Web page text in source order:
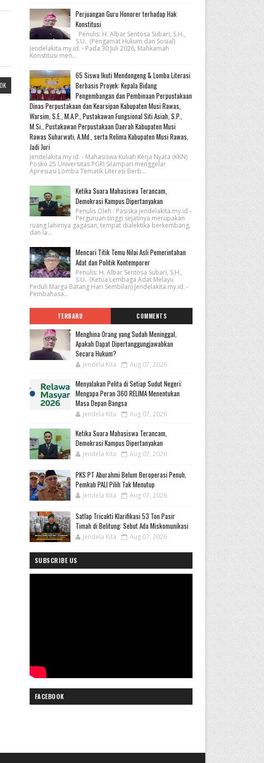
Perjuangan Guru Honorer terhadap Hak
Konstitusi
Penulis: H. Albar Sentosa Subari, S.H.,
S.U. (Pengamat Hukum dan Sosial)
Jendelakita.my.id. - Pada 30 Juli 2026, Mahkamah
Konstitusi men...
65 Siswa Ikuti Mendongeng & Lomba Literasi
Berbasis Proyek: Kepala Bidang
Pengembangan dan Pembinaan Perpustakaan
Dinas Perpustakaan dan Kearsipan Kabupaten Musi Rawas,
Warsim, S.E., M.A.P., Pustakawan Fungsional Siti Asiah, S.P.,
M.Si., Pustakawan Perpustakaan Daerah Kabupaten Musi
Rawas Suharwati, A.Md., serta Relima Kabupaten Musi Rawas,
Jadi Juri
Jendelakita.my.id. - Mahasiswa Kuliah Kerja Nyata (KKN)
Posko 25 Universitas PGRI Silampari menggelar
Apresiasi Lomba Tematik Literasi Berb...
Ketika Suara Mahasiswa Terancam,
Demokrasi Kampus Dipertanyakan
Penulis Oleh : Pasiska Jendelakita.my.id -
Perguruan tinggi sejatinya merupakan
ruang lahirnya gagasan, tempat dialektika berkembang,
dan la...
Mencari Titik Temu Nilai Asli Pemerintahan
Adat dan Politik Kontemporer
Penulis: H. Albar Sentosa Subari, S.H.,
S.U. (Ketua Lembaga Adat Melayu
Peduli Marga Batang Hari Sembilan) Jendelakita.my.id. -
Pembahasa...
TERBARU COMMENTS
Menghina Orang yang Sudah Meninggal,
Apakah Dapat Dipertanggungjawabkan
Secara Hukum?
Jendela Kita Aug 07, 2026
Menyalakan Pelita di Setiap Sudut Negeri:
Mengapa Peran 360 RELIMA Menentukan
Masa Depan Bangsa
Jendela Kita Aug 07, 2026
Ketika Suara Mahasiswa Terancam,
Demokrasi Kampus Dipertanyakan
Jendela Kita Aug 07, 2026
PKS PT Aburahmi Belum Beroperasi Penuh,
Pemkab PALI Pilih Tak Menutup
Jendela Kita Aug 07, 2026
Satlap Tricakti Klarifikasi 53 Ton Pasir
Timah di Belitung: Sebut Ada Miskomunikasi
Jendela Kita Aug 07, 2026
SUBSCRIBE US
FACEBOOK